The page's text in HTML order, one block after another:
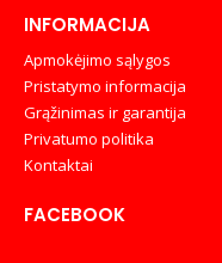
INFORMACIJA
Apmokėjimo sąlygos
Pristatymo informacija
Grąžinimas ir garantija
Privatumo politika
Kontaktai
FACEBOOK